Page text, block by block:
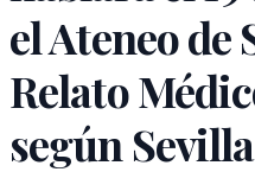
el Ateneo de
Relato
según Sevilla